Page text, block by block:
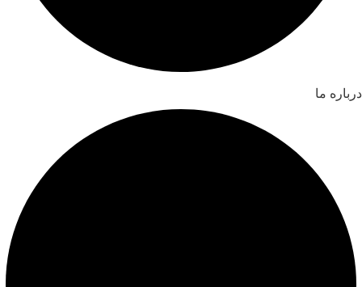
درباره ما